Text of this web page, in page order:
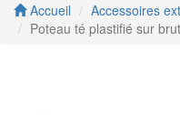
Accueil
Accessoires
Poteau té plastifié sur